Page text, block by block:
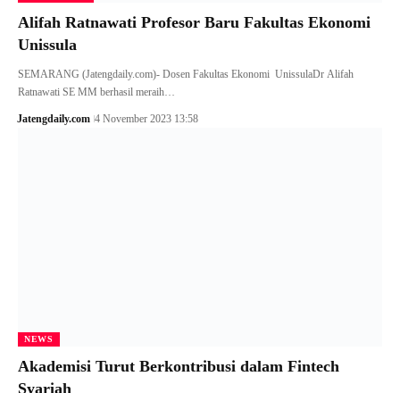
Alifah Ratnawati Profesor Baru Fakultas Ekonomi
Unissula
SEMARANG (Jatengdaily.com)- Dosen Fakultas Ekonomi UnissulaDr Alifah
Ratnawati SE MM berhasil meraih…
Jatengdaily.com 4 November 2023 13:58
NEWS
Akademisi Turut Berkontribusi dalam Fintech
Syariah